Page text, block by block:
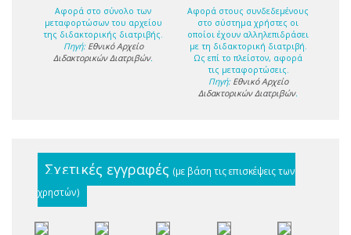
Αφορά στο σύνολο των
μεταφορτώσων του αρχείου
της διδακτορικής διατριβής.
Πηγή: Εθνικό Αρχείο
Διδακτορικών Διατριβών.
Αφορά στους συνδεδεμένους
στο σύστημα χρήστες οι
οποίοι έχουν αλληλεπιδράσει
με τη διδακτορική διατριβή.
Ως επί το πλείστον, αφορά
τις μεταφορτώσεις.
Πηγή: Εθνικό Αρχείο
Διδακτορικών Διατριβών.
Σχετικές εγγραφές (με βάση τις επισκέψεις των
χρηστών)